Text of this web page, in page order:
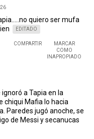
quiero ser mufa
EDITADO
COMPARTIR
MARCAR
COMO
INAPROPIADO
a Tapia en la
chiqui Mafia lo hacia
Paredes jugó anoche, se
de Messi y secanucas